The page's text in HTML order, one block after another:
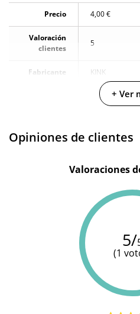
Precio 4,00 €
Valoración
clientes
5
Fabricante KINK
Negro + Ver
Opiniones de clientes
Valoraciones
5/
(1